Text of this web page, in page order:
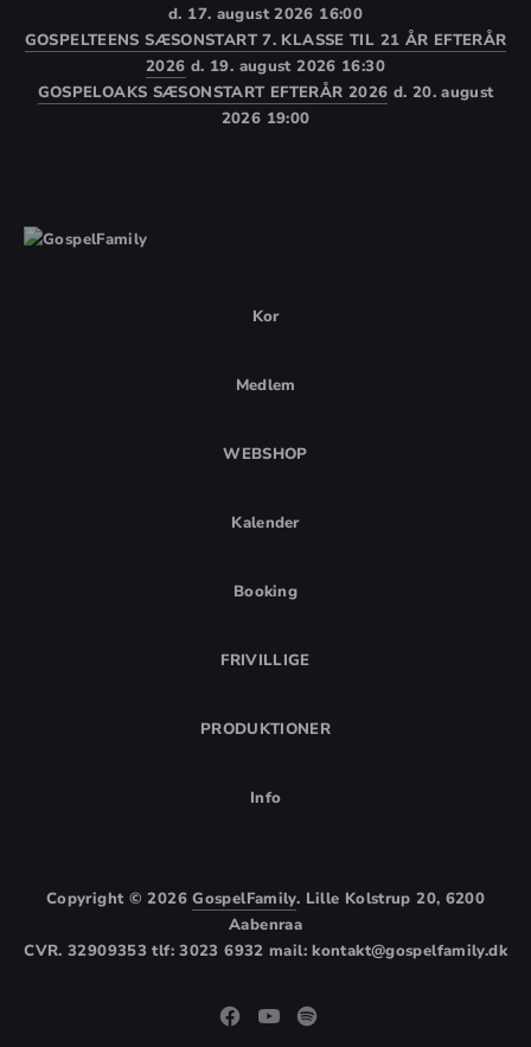
d. 17. august 2026 16:00
GOSPELTEENS SÆSONSTART 7. KLASSE TIL 21 ÅR EFTERÅR
2026 d. 19. august 2026 16:30
GOSPELOAKS SÆSONSTART EFTERÅR 2026 d. 20. august
2026 19:00
Copyright © 2026GospelFamily. Lille Kolstrup 20, 6200
Aabenraa
CVR. 32909353 tlf: 3023 6932 mail: kontakt@gospelfamily.dk
Kor
Medlem
WEBSHOP
Kalender
Booking
FRIVILLIGE
PRODUKTIONER
Info
New Window
New Window
New Window